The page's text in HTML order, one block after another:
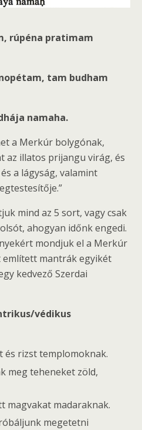
rúpéna pratimam
tam budham
namaha.
a Merkúr bolygónak,
az illatos prijangu virág, és
a lágyság, valamint
mind az 5 sort, vagy csak
ahogyan időnk engedi.
mondjuk el a Merkúr
említett mantrák egyikét
kedvező Szerdai
védikus
és rizst templomoknak.
meg teheneket zöld,
magvakat madaraknak.
megetetni